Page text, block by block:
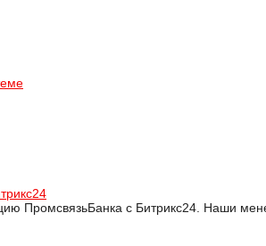
ПромсвязьБанка с Битрикс24. Наши